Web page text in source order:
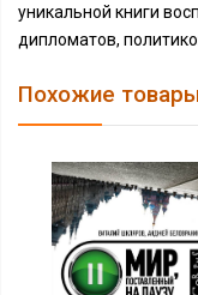
уникальной книги
дипломатов,
Похожие